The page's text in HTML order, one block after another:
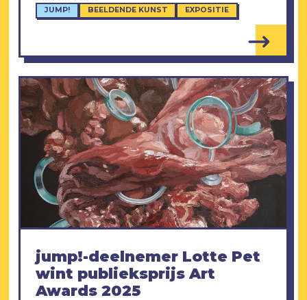
JUMP! BEELDENDE KUNST EXPOSITIE
jump!-deelnemer Lotte Pet
wint publieksprijs Art
Awards 2025